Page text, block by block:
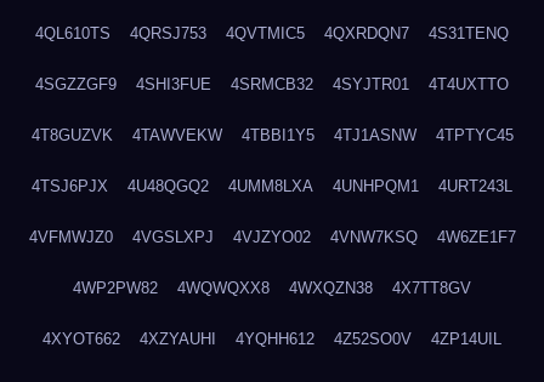
4QL610TS 4QRSJ753 4QVTMIC5 4QXRDQN7 4S31TENQ
4SGZZGF9 4SHI3FUE 4SRMCB32 4SYJTR01 4T4UXTTO
4T8GUZVK 4TAWVEKW 4TBBI1Y5 4TJ1ASNW 4TPTYC45
4TSJ6PJX 4U48QGQ2 4UMM8LXA 4UNHPQM1 4URT243L
4VFMWJZ0 4VGSLXPJ 4VJZYO02 4VNW7KSQ 4W6ZE1F7
4WP2PW82 4WQWQXX8 4WXQZN38 4X7TT8GV
4XYOT662 4XZYAUHI 4YQHH612 4Z52SO0V 4ZP14UIL